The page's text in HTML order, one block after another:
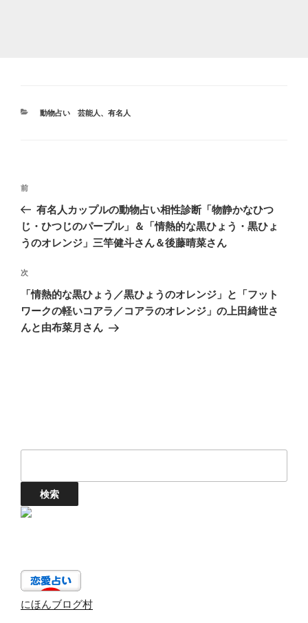
カ
動物占い 芸能人、有名人
投
ナ
ビ
ー
シ
ョ
ン
前
の
投
稿
前
有名人カップルの動物占い相性診断「物静かなひつ
じ・ひつじのパープル」＆「情熱的な黒ひょう・黒ひょ
うのオレンジ」三竿健斗さん＆後藤晴菜さん
次
の
投
稿
次
「情熱的な黒ひょう／黒ひょうのオレンジ」と「フット
ワークの軽いコアラ／コアラのオレンジ」の上田綺世さ
んと由布菜月さん
にほんブログ村